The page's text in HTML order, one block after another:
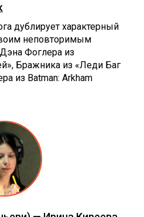
дублирует характерный
неповторимым
Фоглера из
Бражника из «Леди Баг
из Batman: Arkham